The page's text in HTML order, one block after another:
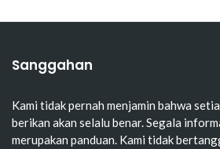
Sanggahan
Kami tidak pernah menjamin bahwa
berikan akan selalu benar. Segala
merupakan panduan. Kami tidak